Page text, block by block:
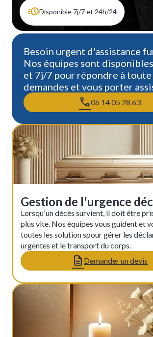
Disponible 7j/7 et 24h/24
Besoin urgent d'assistance
Nos équipes sont
et 7j/7 pour répondre à toute
demandes et vous porter
06 14 05 28 63
Gestion de l'urgence
Lorsqu'un décès survient, il doit être
plus vite. Nos équipes vous guident et
toutes les solution spour gérer les
urgentes et le transport du corps.
Demander un devis